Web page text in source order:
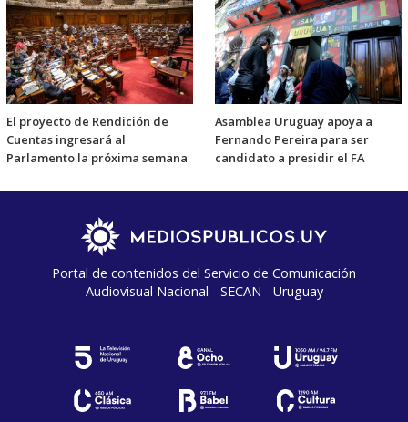
El proyecto de Rendición de
Cuentas ingresará al
Parlamento la próxima semana
Asamblea Uruguay apoya a
Fernando Pereira para ser
candidato a presidir el FA
Portal de contenidos del Servicio de Comunicación
Audiovisual Nacional - SECAN - Uruguay